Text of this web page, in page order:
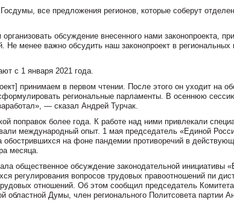
все предложения регионов, которые соберут
обсуждение внесенного нами законопроекта,
Не менее важно обсудить наш законопроект в
с 1 января 2021 года.
принимаем в первом чтении. После этого он уходит на
региональные парламенты. В осеннюю
— сказал Андрей Турчак.
поправок более года. К работе над ними привлекали
международный опыт. 1 мая председатель «Единой
обострившихся на фоне пандемии противоречий в
месяца.
общественное обсуждение законодательной инициативы
регулирования вопросов трудовых правоотношений пи
отношений. Об этом сообщил председатель
областной Думы, член регионального Политсовета партии